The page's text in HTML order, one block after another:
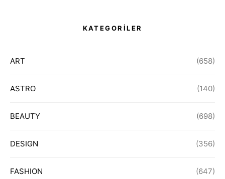
KATEGORİLER
ART (658)
ASTRO (140)
BEAUTY (698)
DESIGN (356)
FASHION (647)